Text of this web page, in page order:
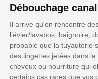
Débouchage
Il arrive qu'on rencontre
l’évier/lavabos, baignoire,
probable que la tuyauterie
des lingettes jetées dans
cheveux ou nourriture qui
certains cas rares que vos